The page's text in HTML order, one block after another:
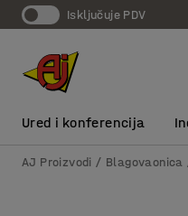
Isključuje PDV
Ured i konferencija
AJ Proizvodi Blagovaonica